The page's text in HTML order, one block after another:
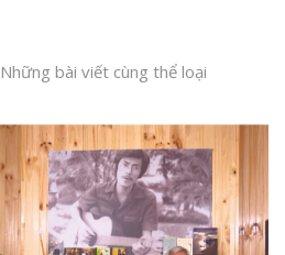
Những bài viết cùng thể loại